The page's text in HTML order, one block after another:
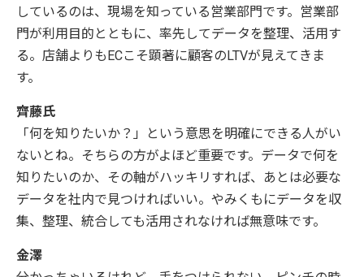
しているのは、現場を知っている営業部門です。営業部
門が利用目的とともに、率先してデータを整理、活用す
る。店舗よりもECこそ顕著に顧客のLTVが見えてきま
す。
齊藤氏
「何を知りたいか？」という意思を明確にできる人がい
ないとね。そちらの方がよほど重要です。データで何を
知りたいのか、その軸がハッキリすれば、あとは必要な
データを社内で見つければいい。やみくもにデータを収
集、整理、統合しても活用されなければ無意味です。
金澤